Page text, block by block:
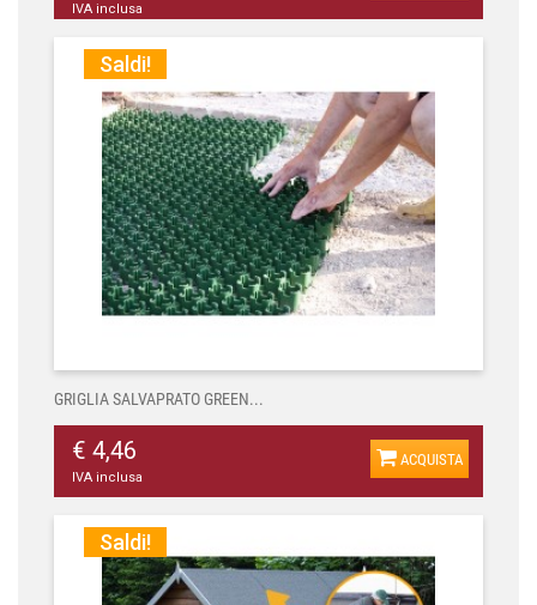
IVA inclusa
Saldi!
GRIGLIA SALVAPRATO GREEN...
€ 4,46
IVA inclusa
ACQUISTA
Saldi!